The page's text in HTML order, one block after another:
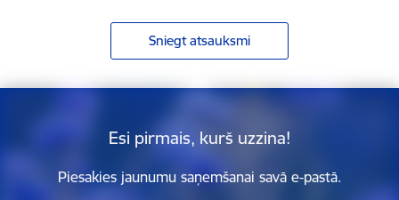
Sniegt atsauksmi
Esi pirmais, kurš uzzina!
Piesakies jaunumu saņemšanai savā e-pastā.